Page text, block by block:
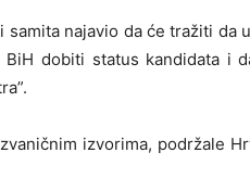
najavio da će tražiti da
dobiti status kandidata i
izvorima, podržale